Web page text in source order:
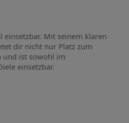
Mit seinem klaren
dir nicht nur Platz zum
und ist sowohl im
einsetzbar.